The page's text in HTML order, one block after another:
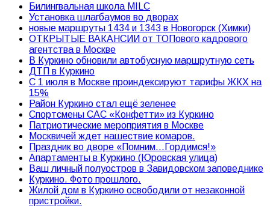
Билингвальная школа MILC
Установка шлагбаумов во дворах
новые маршруты 1434 и 1343 в Новогорск (Химки)
ОТКРЫТЫЕ ВАКАНСИИ от ТОПового кадрового
агентства в Москве
В Куркино обновили автобусную маршрутную сеть
ДТП в Куркино
С 1 июля в Москве проиндексируют тарифы ЖКХ на
15%
Район Куркино стал ещё зеленее
Спортсмены САС «Конфетти» из Куркино
Патриотические мероприятия в Москве
Москвичей ждет нашествие комаров.
Праздник во дворе «Помним…Гордимся!»
Апартаменты в Куркино (Юровская улица)
Ваш личный полуостров в Завидовском заповеднике
Куркино. Фото прошлого.
Жилой дом в Куркино освободили от незаконной
пристройки.